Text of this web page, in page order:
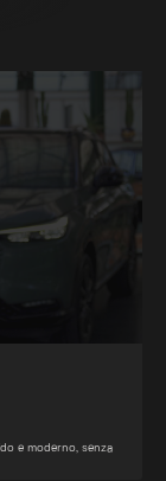
e moderno, senza